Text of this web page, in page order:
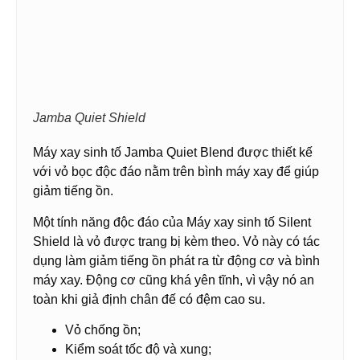
Jamba Quiet Shield
Máy xay sinh tố Jamba Quiet Blend được thiết kế
với vỏ bọc độc đáo nằm trên bình máy xay để giúp
giảm tiếng ồn.
Một tính năng độc đáo của Máy xay sinh tố Silent
Shield là vỏ được trang bị kèm theo. Vỏ này có tác
dụng làm giảm tiếng ồn phát ra từ động cơ và bình
máy xay. Động cơ cũng khá yên tĩnh, vì vậy nó an
toàn khi giả định chân đế có đệm cao su.
Vỏ chống ồn;
Kiểm soát tốc độ và xung;